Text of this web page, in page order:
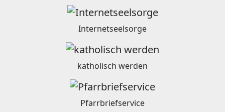
Internetseelsorge
katholisch werden
Pfarrbriefservice